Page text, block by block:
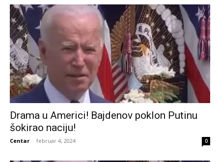
Drama u Americi! Bajdenov poklon Putinu
šokirao naciju!
Centar - februar 4, 2024 0